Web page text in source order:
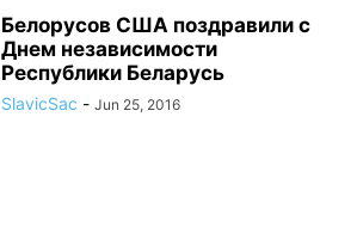
Белорусов США поздравили с
Днем независимости
Республики Беларусь
SlavicSac - Jun 25, 2016